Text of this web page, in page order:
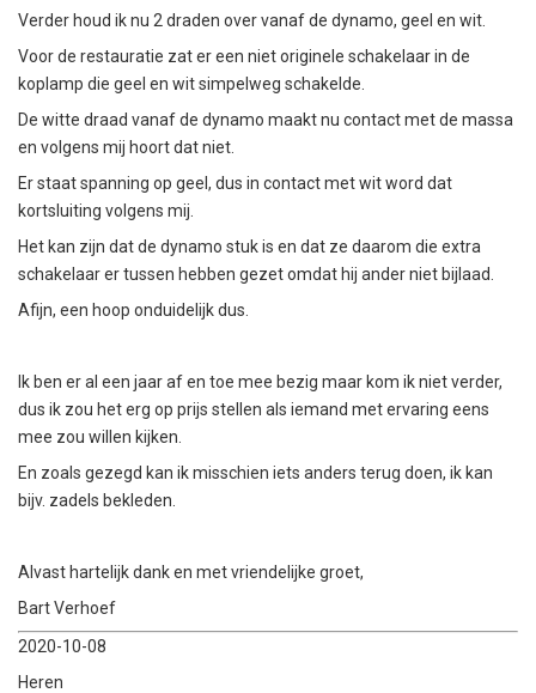
Verder houd ik nu 2 draden over vanaf de dynamo, geel en wit.
Voor de restauratie zat er een niet originele schakelaar in de
koplamp die geel en wit simpelweg schakelde.
De witte draad vanaf de dynamo maakt nu contact met de massa
en volgens mij hoort dat niet.
Er staat spanning op geel, dus in contact met wit word dat
kortsluiting volgens mij.
Het kan zijn dat de dynamo stuk is en dat ze daarom die extra
schakelaar er tussen hebben gezet omdat hij ander niet bijlaad.
Afijn, een hoop onduidelijk dus.
Ik ben er al een jaar af en toe mee bezig maar kom ik niet verder,
dus ik zou het erg op prijs stellen als iemand met ervaring eens
mee zou willen kijken.
En zoals gezegd kan ik misschien iets anders terug doen, ik kan
bijv. zadels bekleden.
Alvast hartelijk dank en met vriendelijke groet,
Bart Verhoef
2020-10-08
Heren